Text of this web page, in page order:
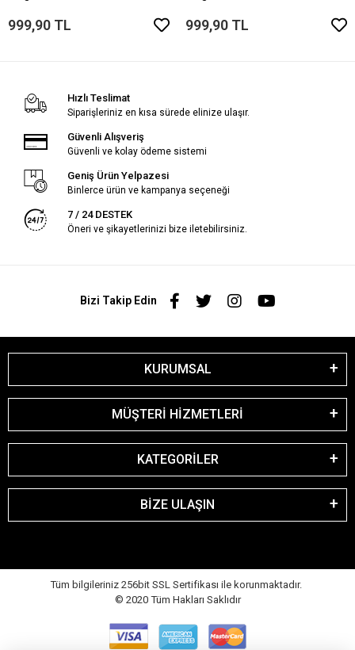
999,90 TL 999,90 TL
Hızlı Teslimat
Siparişleriniz en kısa sürede elinize ulaşır.
Güvenli Alışveriş
Güvenli ve kolay ödeme sistemi
Geniş Ürün Yelpazesi
Binlerce ürün ve kampanya seçeneği
7 / 24 DESTEK
Öneri ve şikayetlerinizi bize iletebilirsiniz.
Bizi Takip Edin
KURUMSAL
MÜŞTERİ HİZMETLERİ
KATEGORİLER
BİZE ULAŞIN
Tüm bilgileriniz 256bit SSL Sertifikası ile korunmaktadır.
© 2020 Tüm Hakları Saklıdır